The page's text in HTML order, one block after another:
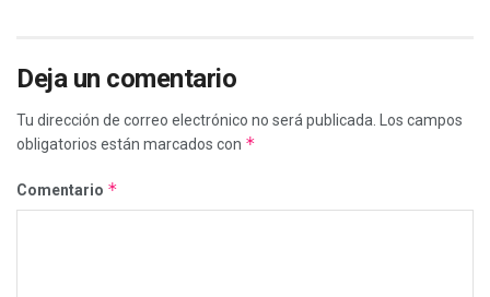
Deja un comentario
Tu dirección de correo electrónico no será publicada.
Los campos
obligatorios están marcados con *
Comentario *